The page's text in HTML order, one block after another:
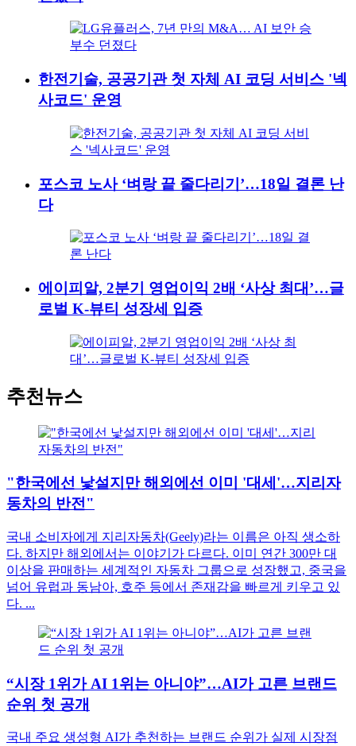
한전기술, 공공기관 첫 자체 AI 코딩 서비스 '넥
사코드' 운영
포스코 노사 ‘벼랑 끝 줄다리기’…18일 결론 난
다
에이피알, 2분기 영업이익 2배 ‘사상 최대’…글
로벌 K-뷰티 성장세 입증
추천뉴스
"한국에선 낯설지만 해외에선 이미 '대세'…지리자
동차의 반전"
국내 소비자에게 지리자동차(Geely)라는 이름은 아직 생소하
다. 하지만 해외에서는 이야기가 다르다. 이미 연간 300만 대
이상을 판매하는 세계적인 자동차 그룹으로 성장했고, 중국을
넘어 유럽과 동남아, 호주 등에서 존재감을 빠르게 키우고 있
다. ...
“시장 1위가 AI 1위는 아니야”…AI가 고른 브랜드
순위 첫 공개
국내 주요 생성형 AI가 추천하는 브랜드 순위가 실제 시장점